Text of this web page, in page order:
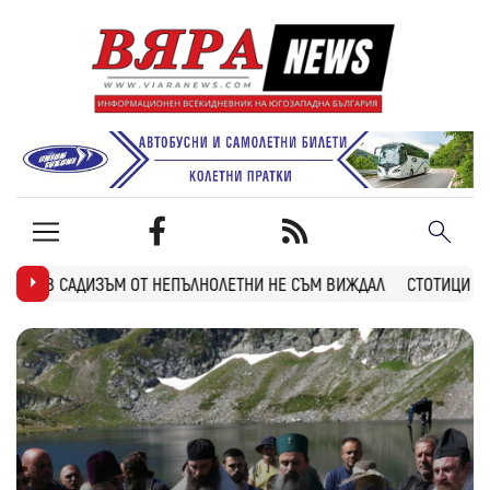
НЕ СЪМ ВИЖДАЛ СТОТИЦИ БЛАГОЕВГРАДЧАНИ НА